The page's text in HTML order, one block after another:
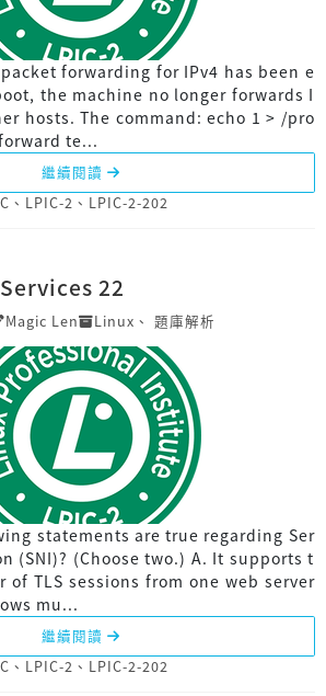
forwarding for IPv4 has been e
the machine no longer forwards I
hosts. The command: echo 1 > /pro
te...
繼續閱讀
、 LPIC-2 、 LPIC-2-202
22
Magic Len Linux 、 題庫解析
statements are true regarding Ser
(SNI)? (Choose two.) A. It supports t
of TLS sessions from one web server
mu...
繼續閱讀
、 LPIC-2 、 LPIC-2-202